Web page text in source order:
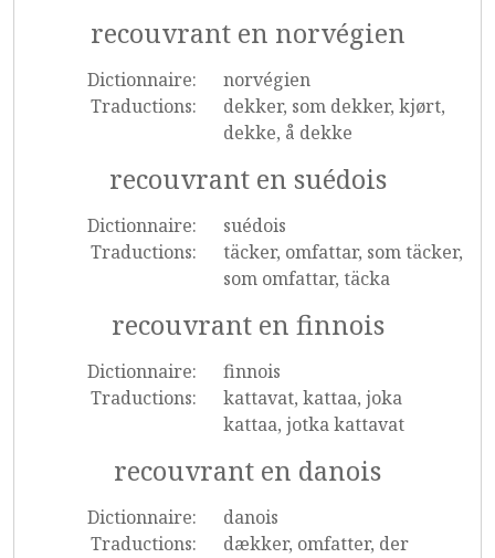
recouvrant en norvégien
Dictionnaire:
norvégien
Traductions:
dekker, som dekker, kjørt,
dekke, å dekke
recouvrant en suédois
Dictionnaire:
suédois
Traductions:
täcker, omfattar, som täcker,
som omfattar, täcka
recouvrant en finnois
Dictionnaire:
finnois
Traductions:
kattavat, kattaa, joka
kattaa, jotka kattavat
recouvrant en danois
Dictionnaire:
danois
Traductions:
dækker, omfatter, der